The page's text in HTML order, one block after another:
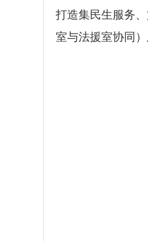
打造集民生服务
室与法援室协同